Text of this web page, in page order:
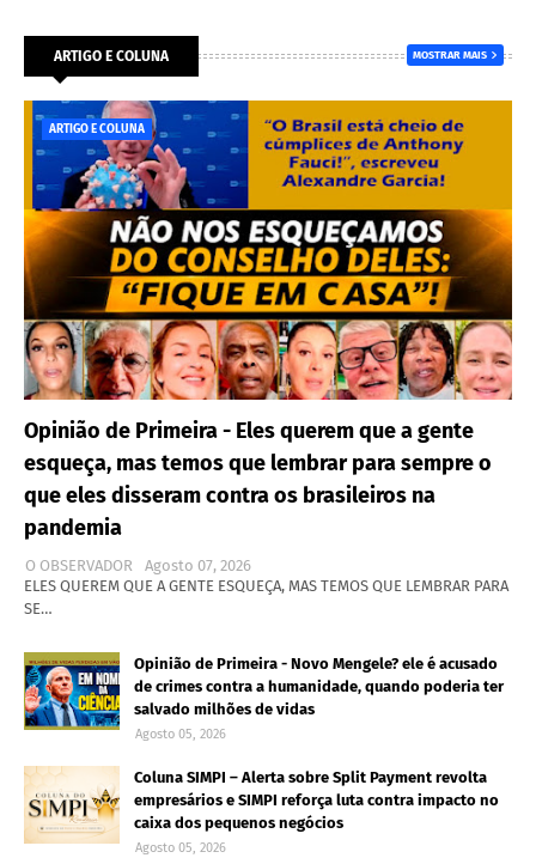
ARTIGO E COLUNA MOSTRAR MAIS
ARTIGO E COLUNA
Opinião de Primeira - Eles querem que a gente
esqueça, mas temos que lembrar para sempre o
que eles disseram contra os brasileiros na
pandemia
O OBSERVADOR
Agosto 07, 2026
ELES QUEREM QUE A GENTE ESQUEÇA, MAS TEMOS QUE LEMBRAR PARA
SE…
Opinião de Primeira - Novo Mengele? ele é acusado
de crimes contra a humanidade, quando poderia ter
salvado milhões de vidas
Agosto 05, 2026
Coluna SIMPI – Alerta sobre Split Payment revolta
empresários e SIMPI reforça luta contra impacto no
caixa dos pequenos negócios
Agosto 05, 2026